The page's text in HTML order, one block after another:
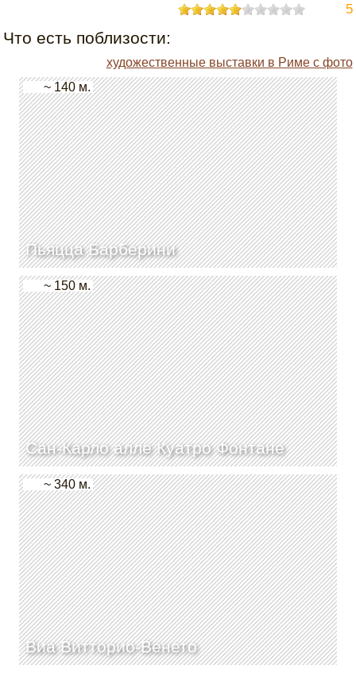
5
Что есть поблизости:
художественные выставки в Риме с фото
Пьяцца Барберини
~ 140 м.
Сан-Карло алле Куатро Фонтане
~ 150 м.
Виа Витторио-Венето
~ 340 м.